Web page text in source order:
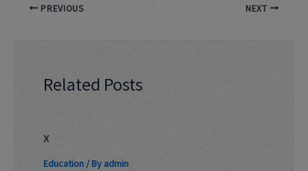
PREVIOUS NEXT
Related Posts
x
Education/ By admin